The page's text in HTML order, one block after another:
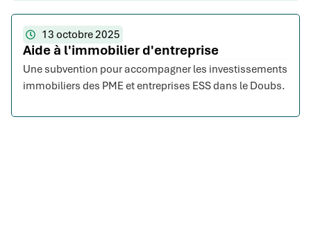
13 octobre 2025
Aide à l'immobilier d'entreprise
Une subvention pour accompagner les investissements
immobiliers des PME et entreprises ESS dans le Doubs.